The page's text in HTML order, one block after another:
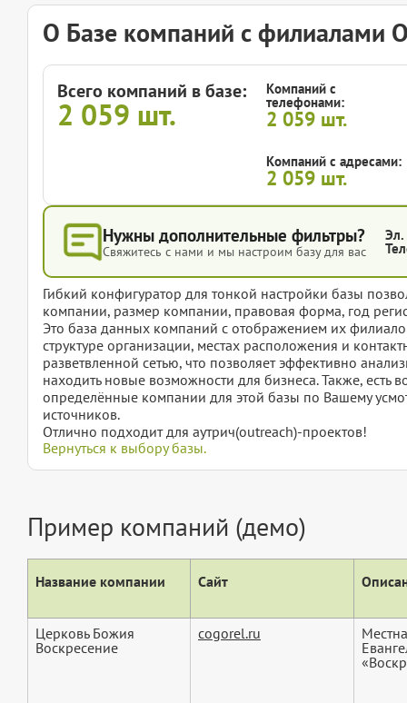
О Базе компаний с филиалами
Всего компаний в базе:
2 059 шт.
Компаний с
телефонами:
2 059 шт.
Компаний с адресами:
2 059 шт.
Нужны дополнительные фильтры?
Свяжитесь с нами и мы настроим базу для вас
Эл.
Гибкий конфигуратор для тонкой настройки базы
компании, размер компании, правовая форма, год
Это база данных компаний с отображением их
структуре организации, местах расположения и
разветвленной сетью, что позволяет эффективно
находить новые возможности для бизнеса. Также, есть
определённые компании для этой базы по Вашему
источников.
Отлично подходит для аутрич(outreach)-проектов!
Вернуться к выбору базы.
Пример компаний (демо)
Название компании Сайт
Церковь Божия
Воскресение
cogorel.ru